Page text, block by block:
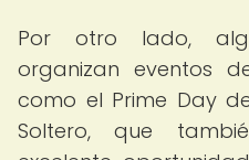
Por otro lado,
organizan eventos
como el Prime Day
Soltero, que